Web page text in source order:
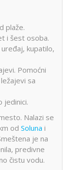
plaže.
i šest osoba.
kupatilo,
Pomoćni
sa
jedinici.
Nalazi se
od Soluna i
je na
predivne
čistu vodu.